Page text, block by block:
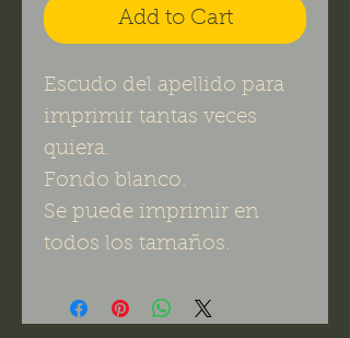
Add to Cart
Escudo del apellido para
imprimir tantas veces
quiera.
Fondo blanco.
Se puede imprimir en
todos los tamaños.